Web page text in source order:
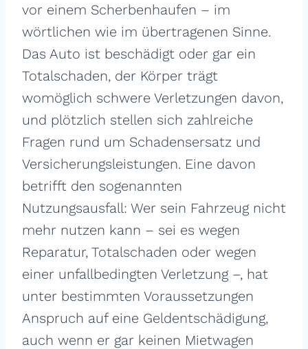
vor einem Scherbenhaufen – im
wörtlichen wie im übertragenen Sinne.
Das Auto ist beschädigt oder gar ein
Totalschaden, der Körper trägt
womöglich schwere Verletzungen davon,
und plötzlich stellen sich zahlreiche
Fragen rund um Schadensersatz und
Versicherungsleistungen. Eine davon
betrifft den sogenannten
Nutzungsausfall: Wer sein Fahrzeug nicht
mehr nutzen kann – sei es wegen
Reparatur, Totalschaden oder wegen
einer unfallbedingten Verletzung –, hat
unter bestimmten Voraussetzungen
Anspruch auf eine Geldentschädigung,
auch wenn er gar keinen Mietwagen